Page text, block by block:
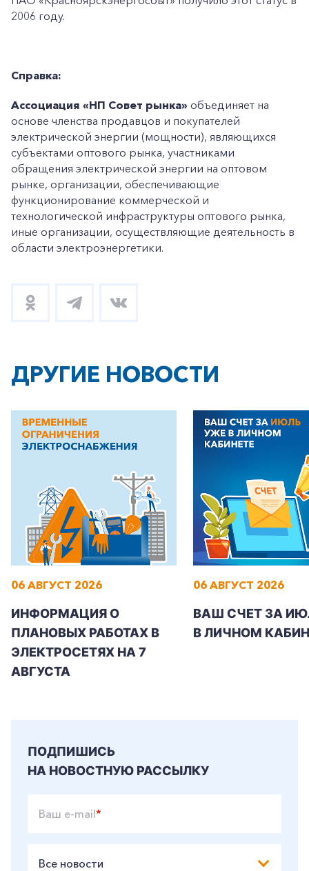
+7-800-700-24-57
Заказать обратный звонок
Частным клиентам
2006 году.
Справка:
Ассоциация «НП Совет рынка» объединяет на
основе членства продавцов и покупателей
электрической энергии (мощности), являющихся
субъектами оптового рынка, участниками
обращения электрической энергии на оптовом
рынке, организации, обеспечивающие
функционирование коммерческой и
технологической инфраструктуры оптового рынка,
иные организации, осуществляющие деятельность в
области электроэнергетики.
ДРУГИЕ НОВОСТИ
06 АВГУСТ 2026
ИНФОРМАЦИЯ О
ПЛАНОВЫХ РАБОТАХ В
ЭЛЕКТРОСЕТЯХ НА 7
АВГУСТА
06 АВГУСТ 2026
ВАШ СЧЕТ ЗА
В ЛИЧНОМ
ПОДПИШИСЬ
НА НОВОСТНУЮ РАССЫЛКУ
Ваш e-mail*
Все новости